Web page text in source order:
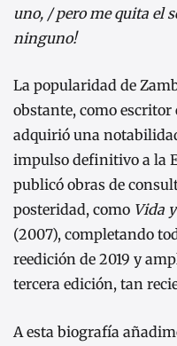
uno, / pero me quita el
ninguno!
La popularidad de
obstante, como escritor
adquirió una
impulso definitivo a la
publicó obras de
posteridad, como Vida
(2007), completando
reedición de 2019 y
tercera edición, tan
A esta biografía